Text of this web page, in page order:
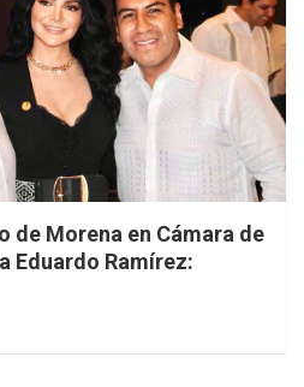
de Morena en Cámara de
Eduardo Ramírez: